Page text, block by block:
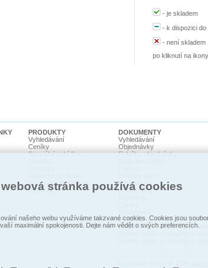
-je skladem
- k dispozici do
-není skladem
po kliknutí na
PRODUKTY
Vyhledávání
Ceníky
Speciální nabídka
Nastavení hlídací psi
Promoakce
DOKUMENTY
Vyhledávání
Objednávky
Položky objednávky
Pohledávky
Dodací listy
Prohlášení o shodě
Zpětný odběr vysloužilých
Zpětný odběr vysloužilých
stránka používá cookies
našeho webu využíváme takzvané cookies. Cookies jsou
maximální spokojenosti. Dejte nám vědět o svých preferencích.